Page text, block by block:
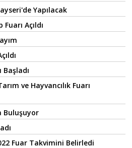
Yapılacak
Açıldı
Başladı
ve Hayvancılık Fuarı
Buluşuyor
Fuar Takvimini Belirledi